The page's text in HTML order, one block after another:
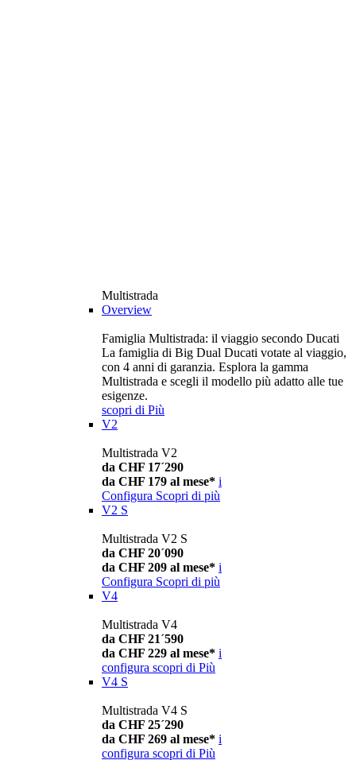
Multistrada
Overview
Famiglia Multistrada: il viaggio secondo Ducati
La famiglia di Big Dual Ducati votate al viaggio,
con 4 anni di garanzia. Esplora la gamma
Multistrada e scegli il modello più adatto alle tue
esigenze.
scopri di Più
V2
Multistrada V2
da CHF 17´290
da CHF 179 al mese* i
Configura Scopri di più
V2 S
Multistrada V2 S
da CHF 20´090
da CHF 209 al mese* i
Configura Scopri di più
V4
Multistrada V4
da CHF 21´590
da CHF 229 al mese* i
configura scopri di Più
V4 S
Multistrada V4 S
da CHF 25´290
da CHF 269 al mese* i
configura scopri di Più